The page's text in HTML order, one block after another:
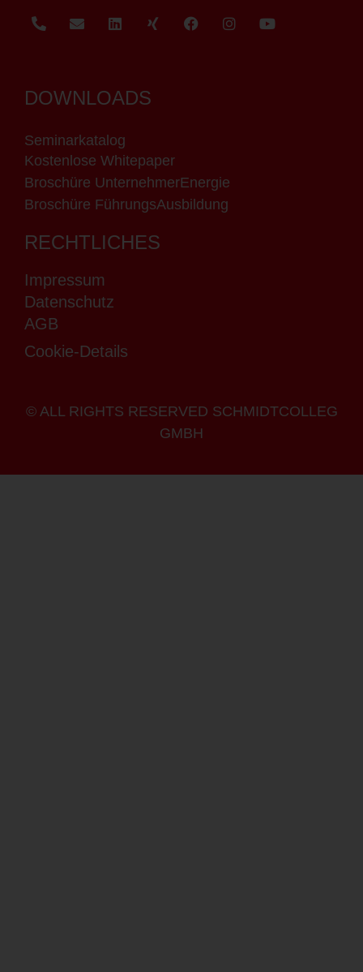
DOWNLOADS
Seminarkatalog
Kostenlose Whitepaper
Broschüre UnternehmerEnergie
Broschüre FührungsAusbildung
RECHTLICHES
Impressum
Datenschutz
AGB
Cookie-Details
© ALL RIGHTS RESERVED SCHMIDTCOLLEG
GMBH